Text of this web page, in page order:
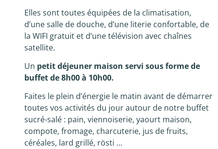
Elles sont toutes équipées de la climatisation,
d’une salle de douche, d’une literie confortable, de
la WIFI gratuit et d’une télévision avec chaînes
satellite.
Un petit déjeuner maison servi sous forme de
buffet de 8h00 à 10h00.
Faites le plein d’énergie le matin avant de démarrer
toutes vos activités du jour autour de notre buffet
sucré-salé : pain, viennoiserie, yaourt maison,
compote, fromage, charcuterie, jus de fruits,
céréales, lard grillé, rösti …